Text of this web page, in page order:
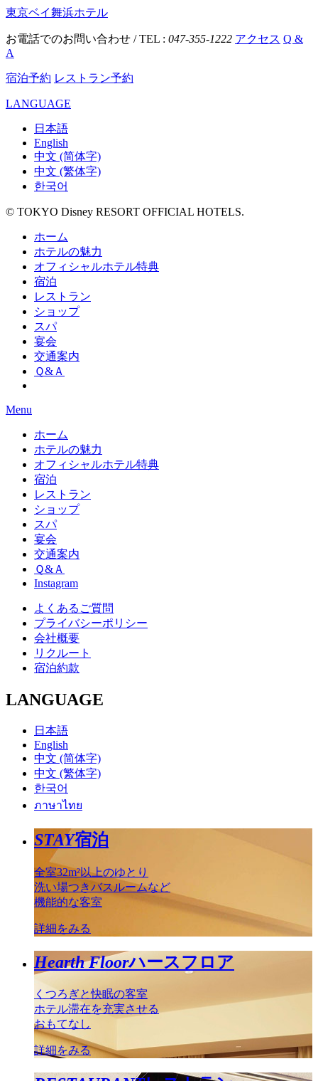
東京ベイ舞浜ホテル
お電話でのお問い合わせ / TEL : 047-355-1222 アクセス Q &
A
宿泊予約 レストラン予約
LANGUAGE
日本語
English
中文 (简体字)
中文 (繁体字)
한국어
© TOKYO Disney RESORT OFFICIAL HOTELS.
ホーム
ホテルの魅力
オフィシャルホテル特典
宿泊
レストラン
ショップ
スパ
宴会
交通案内
Ｑ&Ａ
Menu
ホーム
ホテルの魅力
オフィシャルホテル特典
宿泊
レストラン
ショップ
スパ
宴会
交通案内
Ｑ&Ａ
Instagram
よくあるご質問
プライバシーポリシー
会社概要
リクルート
宿泊約款
LANGUAGE
日本語
English
中文 (简体字)
中文 (繁体字)
한국어
ภาษาไทย
STAY宿泊
全室32m²以上のゆとり
洗い場つきバスルームなど
機能的な客室
詳細をみる
Hearth Floorハースフロア
くつろぎと快眠の客室
ホテル滞在を充実させる
おもてなし
詳細をみる